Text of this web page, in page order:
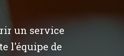
un service
l'équipe de